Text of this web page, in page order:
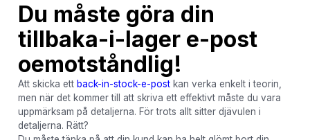
Du måste göra din
tillbaka-i-lagere-post
oemotståndlig!
Att skicka ett back-in-stock-e-postkan verka enkelt i teorin,
men när det kommer till att skriva ett effektivt måste du vara
uppmärksam på detaljerna. För trots allt sitter djävulen i
detaljerna. Rätt?